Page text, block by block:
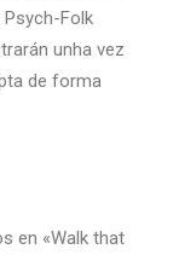
Folk
unha vez
de forma
en «Walk that